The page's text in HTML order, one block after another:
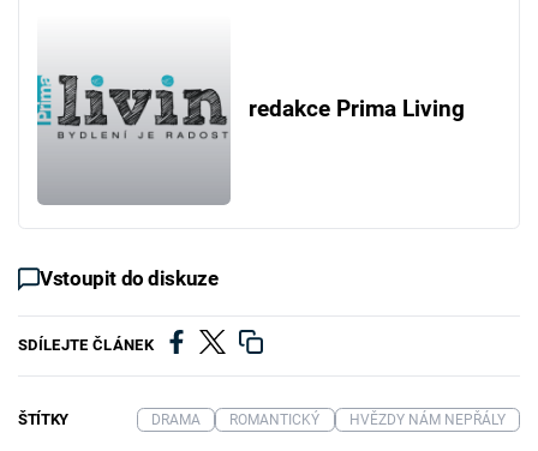
redakce Prima Living
Vstoupit do diskuze
SDÍLEJTE ČLÁNEK
ŠTÍTKY DRAMA ROMANTICKÝ HVĚZDY NÁM NEPŘÁLY